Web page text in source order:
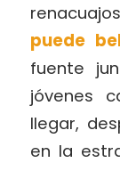
puede
fuente
jóvenes
llegar,
en la